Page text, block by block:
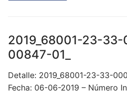
2019_68001-23-
00847-01_
Detalle: 2019_68001-23-33-
Fecha: 06-06-2019 – Número